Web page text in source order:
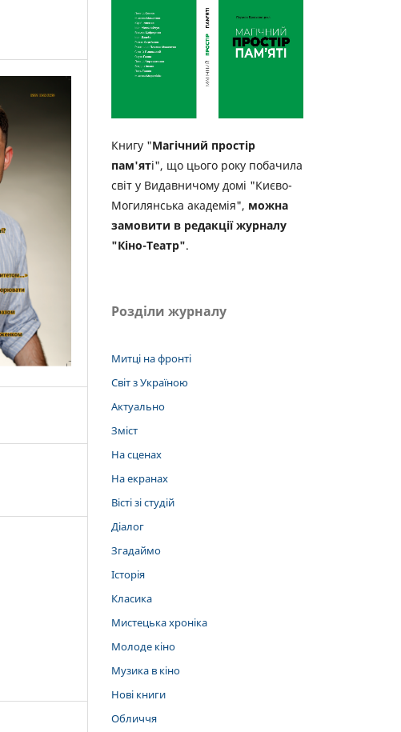
Книгу "Магічний простір
пам'яті", що цього року побачила
світ у Видавничому домі "Києво-
Могилянська академія", можна
замовити в редакції журналу
"Кіно-Театр".
Розділи журналу
Митці на фронті
Світ з Україною
Актуально
Зміст
На сценах
На екранах
Вісті зі студій
Діалог
Згадаймо
Історія
Класика
Мистецька хроніка
Молоде кіно
Музика в кіно
Нові книги
Обличчя